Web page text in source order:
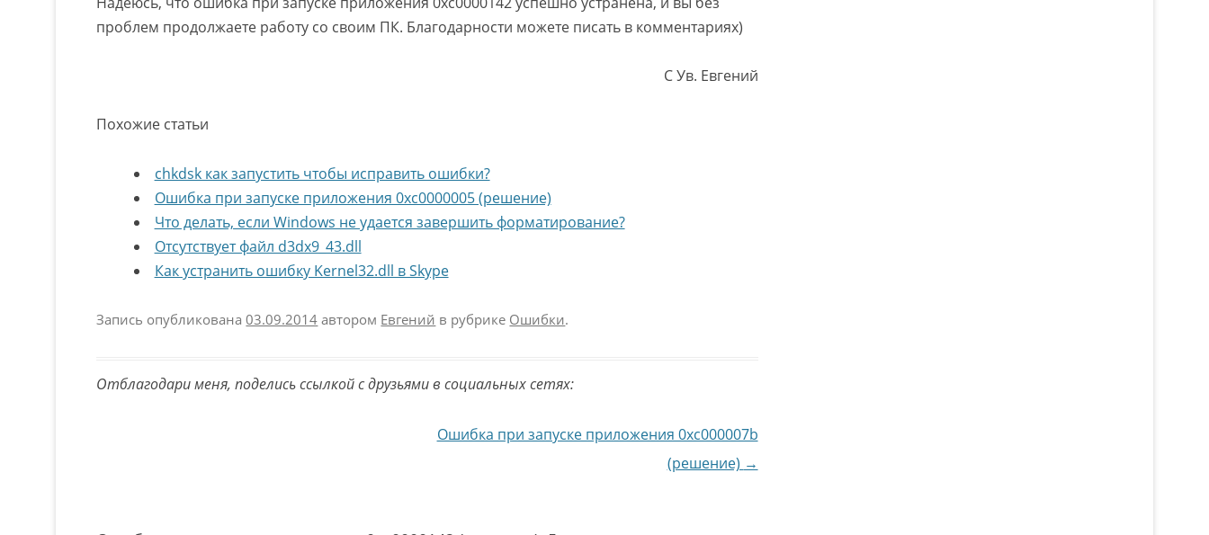
проблем продолжаете работу со своим ПК. Благодарности можете писать в комментариях)
С Ув. Евгений
Похожие статьи
chkdsk как запустить чтобы исправить ошибки?
Ошибка при запуске приложения 0xc0000005 (решение)
Что делать, если Windows не удается завершить форматирование?
Отсутствует файл d3dx9_43.dll
Как устранить ошибку Kernel32.dll в Skype
Запись опубликована03.09.2014 автором Евгений в рубрике Ошибки.
Отблагодари меня, поделись ссылкой с друзьями в социальных сетях:
Ошибка при запуске приложения 0xc000007b
(решение) →